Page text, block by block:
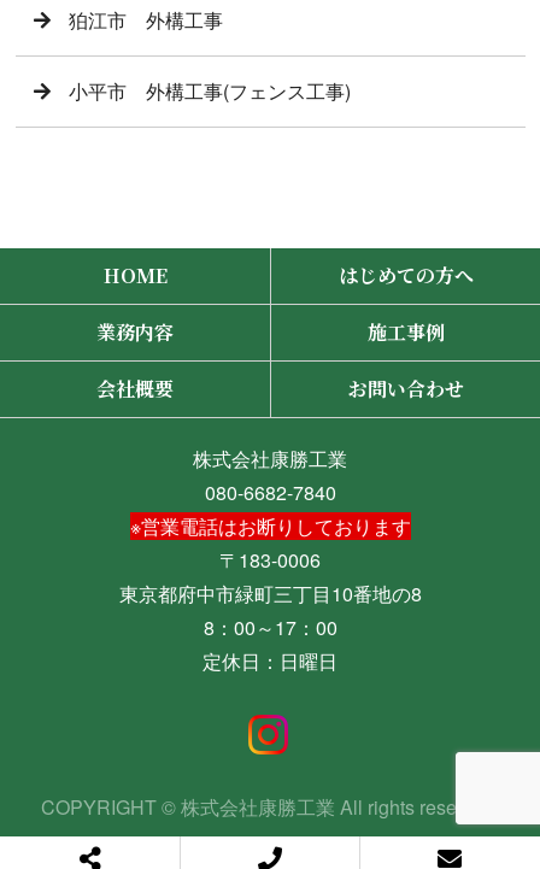
狛江市 外構工事
小平市 外構工事(フェンス工事)
HOME はじめての方へ
業務内容 施工事例
会社概要 お問い合わせ
株式会社康勝工業
080-6682-7840
※営業電話はお断りしております
〒183-0006
東京都府中市緑町三丁目10番地の8
8：00～17：00
定休日：日曜日
COPYRIGHT © 株式会社康勝工業 All rights reserved.